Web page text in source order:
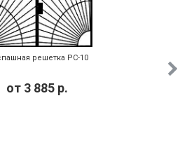
решетка РС-10
от 3 885 р.